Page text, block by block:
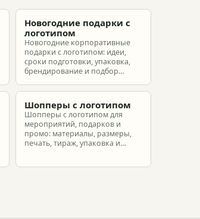
Новогодние подарки с
логотипом
Новогодние корпоративные
подарки с логотипом: идеи,
сроки подготовки, упаковка,
брендирование и подбор
партнеров и сотрудников.
Шопперы с логотипом
Шопперы с логотипом для
мероприятий, подарков и
промо: материалы, размеры,
печать, тираж, упаковка и